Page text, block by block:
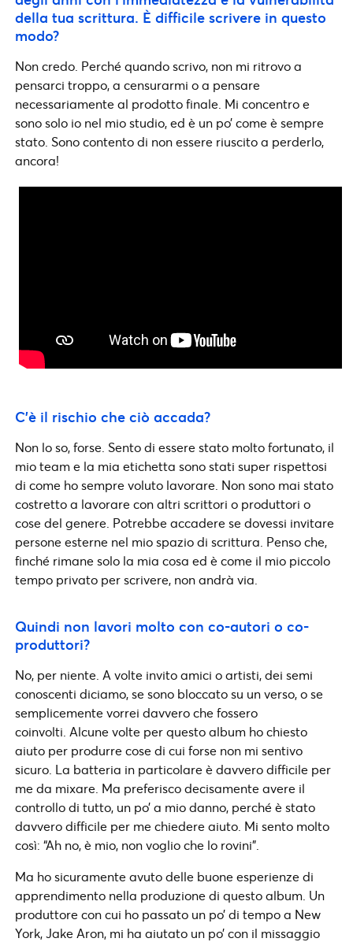
della tua scrittura. È difficile scrivere in questo
modo?
Non credo. Perché quando scrivo, non mi ritrovo a
pensarci troppo, a censurarmi o a pensare
necessariamente al prodotto finale. Mi concentro e
sono solo io nel mio studio, ed è un po’ come è sempre
stato. Sono contento di non essere riuscito a perderlo,
ancora!
C’è il rischio che ciò accada?
Non lo so, forse. Sento di essere stato molto fortunato, il
mio team e la mia etichetta sono stati super rispettosi
di come ho sempre voluto lavorare. Non sono mai stato
costretto a lavorare con altri scrittori o produttori o
cose del genere. Potrebbe accadere se dovessi invitare
persone esterne nel mio spazio di scrittura. Penso che,
finché rimane solo la mia cosa ed è come il mio piccolo
tempo privato per scrivere, non andrà via.
Quindi non lavori molto con co-autori o co-
produttori?
No, per niente. A volte invito amici o artisti, dei semi
conoscenti diciamo, se sono bloccato su un verso, o se
semplicemente vorrei davvero che fossero
coinvolti. Alcune volte per questo album ho chiesto
aiuto per produrre cose di cui forse non mi sentivo
sicuro. La batteria in particolare è davvero difficile per
me da mixare. Ma preferisco decisamente avere il
controllo di tutto, un po’ a mio danno, perché è stato
davvero difficile per me chiedere aiuto. Mi sento molto
così: “Ah no, è mio, non voglio che lo rovini”.
Ma ho sicuramente avuto delle buone esperienze di
apprendimento nella produzione di questo album. Un
produttore con cui ho passato un po’ di tempo a New
York, Jake Aron, mi ha aiutato un po’ con il missaggio